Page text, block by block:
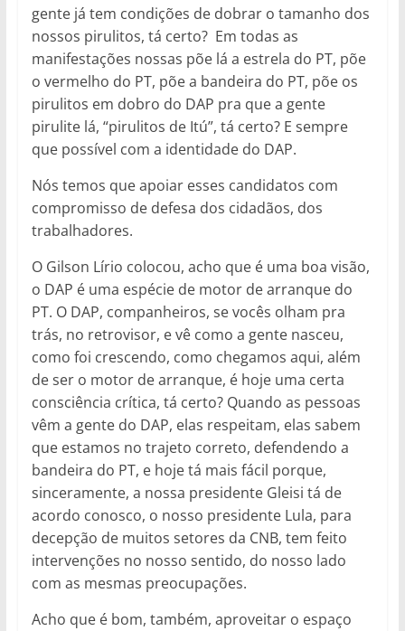
gente já tem condições de dobrar o tamanho dos
nossos pirulitos, tá certo? Em todas as
manifestações nossas põe lá a estrela do PT, põe
o vermelho do PT, põe a bandeira do PT, põe os
pirulitos em dobro do DAP pra que a gente
pirulite lá, “pirulitos de Itú”, tá certo? E sempre
que possível com a identidade do DAP.
Nós temos que apoiar esses candidatos com
compromisso de defesa dos cidadãos, dos
trabalhadores.
O Gilson Lírio colocou, acho que é uma boa visão,
o DAP é uma espécie de motor de arranque do
PT. O DAP, companheiros, se vocês olham pra
trás, no retrovisor, e vê como a gente nasceu,
como foi crescendo, como chegamos aqui, além
de ser o motor de arranque, é hoje uma certa
consciência crítica, tá certo? Quando as pessoas
vêm a gente do DAP, elas respeitam, elas sabem
que estamos no trajeto correto, defendendo a
bandeira do PT, e hoje tá mais fácil porque,
sinceramente, a nossa presidente Gleisi tá de
acordo conosco, o nosso presidente Lula, para
decepção de muitos setores da CNB, tem feito
intervenções no nosso sentido, do nosso lado
com as mesmas preocupações.
Acho que é bom, também, aproveitar o espaço